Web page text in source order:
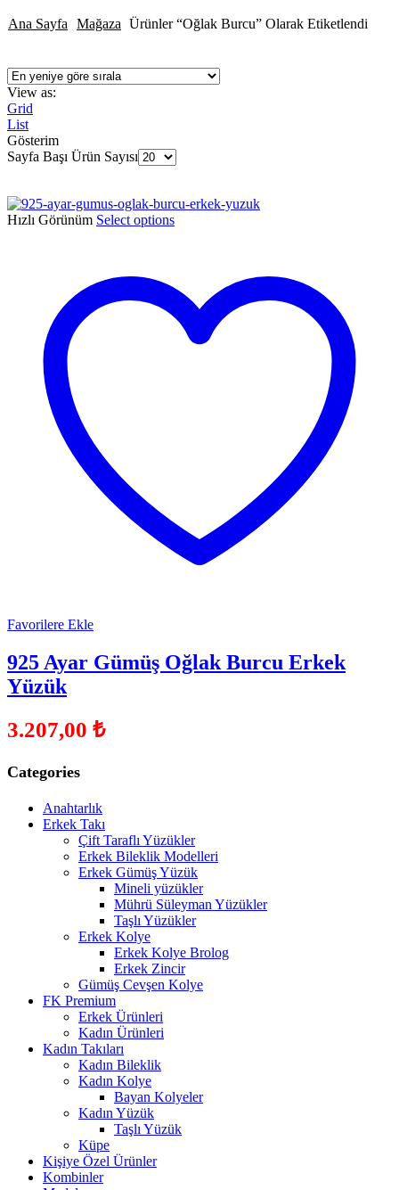
Ana Sayfa Mağaza Ürünler “oğlak Burcu” Olarak Etiketlendi
View as:
Grid
List
Gösterim
Sayfa Başı Ürün Sayısı
Hızlı Görünüm Select options
Favorilere Ekle
925 Ayar Gümüş Oğlak Burcu Erkek
Yüzük
3.207,00 ₺
Categories
Anahtarlık
Erkek Takı
Çift Taraflı Yüzükler
Erkek Bileklik Modelleri
Erkek Gümüş Yüzük
Mineli yüzükler
Mührü Süleyman Yüzükler
Taşlı Yüzükler
Erkek Kolye
Erkek Kolye Brolog
Erkek Zincir
Gümüş Cevşen Kolye
FK Premium
Erkek Ürünleri
Kadın Ürünleri
Kadın Takıları
Kadın Bileklik
Kadın Kolye
Bayan Kolyeler
Kadın Yüzük
Taşlı Yüzük
Küpe
Kişiye Özel Ürünler
Kombinler